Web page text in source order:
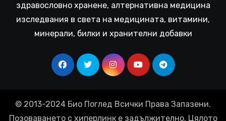
здравословно хранене, алтернативна медицина
изследвания в света на медицината, витамини,
минерали, билки и хранителни добавки
© 2013-2024 Био Поглед Всички Права Запазени.
Позоваването с хиперлинк е задължително. Цялото